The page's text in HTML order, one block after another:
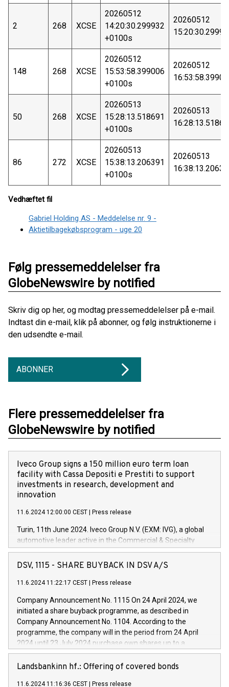
2 268 XCSE
20260512
14:20:30.299932
+0100s
20260512
148 268 XCSE
20260512
15:53:58.399006
+0100s
20260512
50 268 XCSE
20260513
15:28:13.518691
+0100s
20260513
86 272 XCSE
20260513
15:38:13.206391
+0100s
20260513
Vedhæftet fil
Gabriel Holding AS - Meddelelse nr. 9 -
Aktietilbagekøbsprogram - uge 20
Følg pressemeddelelser fra
GlobeNewswire by notified
Skriv dig op her, og modtag pressemeddelelser på e-mail.
Indtast din e-mail, klik på abonner, og følg instruktionerne i
den udsendte e-mail.
ABONNER
Flere pressemeddelelser fra
GlobeNewswire by notified
Iveco Group signs a 150 million euro term loan
facility with Cassa Depositi e Prestiti to support
investments in research, development and
innovation
11.6.2024 12:00:00 CEST Press release
Turin, 11th June 2024. Iveco Group N.V. (EXM: IVG), a global
automotive leader active in the Commercial & Specialty
Vehicles, Powertrain and related Financial Services arenas,
has successfully signed a term loan facility of 150 million
new projects in Italy dedicated to research, development and
by CDP, Iveco Group will develop innovative technologies and
architectures in the field of electric propulsion and further
develop solutions for autonomous driving, digitalisation and
vehicle connectivity aimed at increasing efficiency, safety,
driving comfort and productivity. The financed investments,
Iveco Group in Italy by the end of 2025. Iveco Group N.V.
(EXM: IVG) is the home of unique people and brands that
DSV, 1115 - SHARE BUYBACK IN DSV A/S
11.6.2024 11:22:17 CEST Press release
Company Announcement No. 1115 On 24 April 2024, we
initiated a share buyback programme, as described in
Company Announcement No. 1104. According to the
programme, the company will in the period from 24 April
2024 until 23 July 2024 purchase own shares up to a
maximum value of DKK 1,000 million, and no more than
1,700,000 shares, corresponding to 0.79% of the share
Landsbankinn hf.: Offering of covered bonds
11.6.2024 11:16:36 CEST Press release